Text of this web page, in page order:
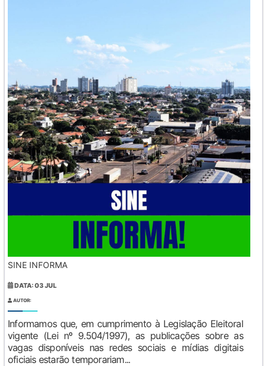
SINE INFORMA
DATA: 03 JUL
AUTOR:
Informamos que, em cumprimento à Legislação Eleitoral
vigente (Lei nº 9.504/1997), as publicações sobre as
vagas disponíveis nas redes sociais e mídias digitais
oficiais estarão temporariam...